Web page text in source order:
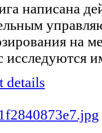
написана
на
исследуются
details